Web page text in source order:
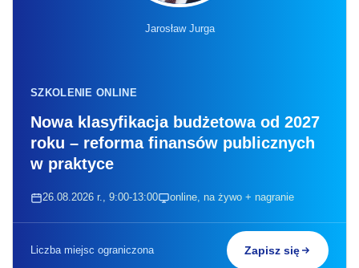
Jarosław Jurga
SZKOLENIE ONLINE
Nowa klasyfikacja budżetowa od 2027
roku – reforma finansów publicznych
w praktyce
26.08.2026 r., 9:00-13:00 online, na żywo + nagranie
Liczba miejsc ograniczona Zapisz się